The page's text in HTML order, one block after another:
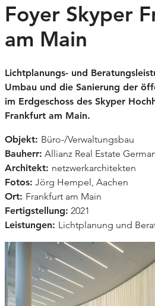
Lichtobjekte
Markenräume
Museen
Verkehrsbauten
Wettbewerbe
Büro
Profil
Leistungen
Team
Jobs
Kunden
Publikationen
Kontakt
Foyer Skyper
am Main
Lichtplanungs- und
Umbau und die Sanierung der
im Erdgeschoss des Skyper
Frankfurt am Main.
Objekt: Büro-/Verwaltungsbau
Bauherr: Allianz Real Estate
Architekt: netzwerkarchitekten
Fotos: Jörg Hempel, Aachen
Ort: Frankfurt am Main
Fertigstellung: 2021
Leistungen: Lichtplanung und